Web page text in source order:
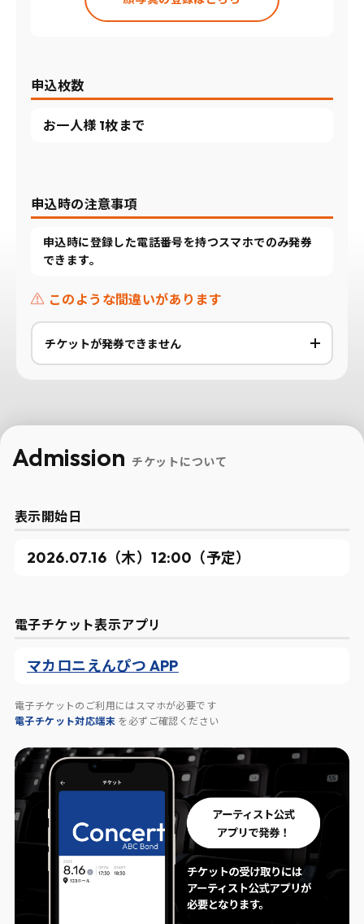
申込枚数
お一人様 1枚まで
申込時の注意事項
申込時に登録した電話番号を持つスマホでのみ発券
できます。
このような間違いがあります
チケットが発券できません
Admission チケットについて
表示開始日
2026.07.16（木）12:00（予定）
電子チケット表示アプリ
マカロニえんぴつ APP
電子チケットのご利用にはスマホが必要です
電子チケット対応端末 を必ずご確認ください